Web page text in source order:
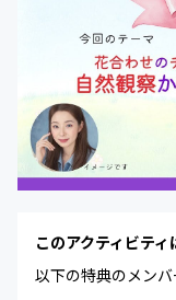
このアクティビティ
以下の特典のメンバ